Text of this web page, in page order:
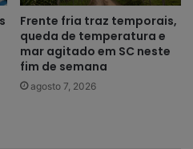
Frente fria traz temporais,
queda de temperatura e
mar agitado em SC neste
fim de semana
agosto 7, 2026